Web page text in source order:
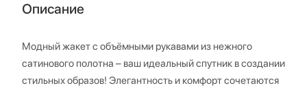
Описание
Модный жакет с объёмными рукавами из нежного
сатинового полотна – ваш идеальный спутник в создании
стильных образов! Элегантность и комфорт сочетаются